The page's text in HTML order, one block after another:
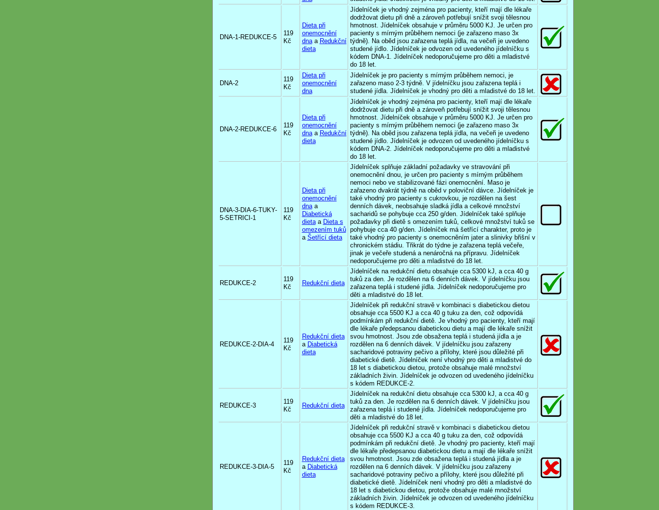
DNA-1-REDUKCE-5
119
Kč
Dieta při
onemocnění
dnaa Redukční
dieta
Jídelníček je vhodný zejména pro pacienty, kteří mají dle lékaře
dodržovat dietu při dně a zároveň potřebují snížit svoji tělesnou
hmotnost. Jídelníček obsahuje v průměru 5000 KJ. Je určen pro
pacienty s mírným průběhem nemoci (je zařazeno maso 3x
týdně). Na oběd jsou zařazena teplá jídla, na večeři je uvedeno
studené jídlo. Jídelníček je odvozen od uvedeného jídelníčku s
kódem DNA-1. Jídelníček nedoporučujeme pro děti a mladistvé
do 18 let.
DNA-2
119
Kč
Dieta při
onemocnění
dna
Jídelníček je pro pacienty s mírným průběhem nemoci, je
zařazeno maso 2-3 týdně. V jídelníčku jsou zařazena teplá i
studené jídla. Jídelníček je vhodný pro děti a mladistvé do 18 let.
DNA-2-REDUKCE-6
119
Kč
Dieta při
onemocnění
dnaa Redukční
dieta
Jídelníček je vhodný zejména pro pacienty, kteří mají dle lékaře
dodržovat dietu při dně a zároveň potřebují snížit svoji tělesnou
hmotnost. Jídelníček obsahuje v průměru 5000 KJ. Je určen pro
pacienty s mírným průběhem nemoci (je zařazeno maso 3x
týdně). Na oběd jsou zařazena teplá jídla, na večeři je uvedeno
studené jídlo. Jídelníček je odvozen od uvedeného jídelníčku s
kódem DNA-2. Jídelníček nedoporučujeme pro děti a mladistvé
do 18 let.
DNA-3-DIA-6-TUKY-
5-SETRICI-1
119
Kč
Dieta při
onemocnění
dnaa
Diabetická
dietaa Dieta s
omezením tuků
a Šetřící dieta
Jídelníček splňuje základní požadavky ve stravování při
onemocnění dnou, je určen pro pacienty s mírným průběhem
nemoci nebo ve stabilizované fázi onemocnění. Maso je
zařazeno dvakrát týdně na oběd v poloviční dávce. Jídelníček je
také vhodný pro pacienty s cukrovkou, je rozdělen na šest
denních dávek, neobsahuje sladká jídla a celkové množství
sacharidů se pohybuje cca 250 g/den. Jídelníček také splňuje
požadavky při dietě s omezením tuků, celkové množství tuků se
pohybuje cca 40 g/den. Jídelníček má šetřící charakter, proto je
také vhodný pro pacienty s onemocněním jater a slinivky břišní v
chronickém stádiu. Třikrát do týdne je zařazena teplá večeře,
jinak je večeře studená a nenáročná na přípravu. Jídelníček
nedoporučujeme pro děti a mladistvé do 18 let.
REDUKCE-2
119
Kč
Redukční dieta
Jídelníček na redukční dietu obsahuje cca 5300 kJ, a cca 40 g
tuků za den. Je rozdělen na 6 denních dávek. V jídelníčku jsou
zařazena teplá i studené jídla. Jídelníček nedoporučujeme pro
děti a mladistvé do 18 let.
REDUKCE-2-DIA-4
119
Kč
Redukční dieta
a Diabetická
dieta
Jídelníček při redukční stravě v kombinaci s diabetickou dietou
obsahuje cca 5500 KJ a cca 40 g tuku za den, což odpovídá
podmínkám při redukční dietě. Je vhodný pro pacienty, kteří mají
dle lékaře předepsanou diabetickou dietu a mají dle lékaře snížit
svou hmotnost. Jsou zde obsažena teplá i studená jídla a je
rozdělen na 6 denních dávek. V jídelníčku jsou zařazeny
sacharidové potraviny pečivo a přílohy, které jsou důležité při
diabetické dietě. Jídelníček není vhodný pro děti a mladistvé do
18 let s diabetickou dietou, protože obsahuje malé množství
základních živin. Jídelníček je odvozen od uvedeného jídelníčku
s kódem REDUKCE-2.
REDUKCE-3
119
Kč
Redukční dieta
Jídelníček na redukční dietu obsahuje cca 5300 kJ, a cca 40 g
tuků za den. Je rozdělen na 6 denních dávek. V jídelníčku jsou
zařazena teplá i studené jídla. Jídelníček nedoporučujeme pro
děti a mladistvé do 18 let.
REDUKCE-3-DIA-5
119
Kč
Redukční dieta
a Diabetická
dieta
Jídelníček při redukční stravě v kombinaci s diabetickou dietou
obsahuje cca 5500 KJ a cca 40 g tuku za den, což odpovídá
podmínkám při redukční dietě. Je vhodný pro pacienty, kteří mají
dle lékaře předepsanou diabetickou dietu a mají dle lékaře snížit
svou hmotnost. Jsou zde obsažena teplá i studená jídla a je
rozdělen na 6 denních dávek. V jídelníčku jsou zařazeny
sacharidové potraviny pečivo a přílohy, které jsou důležité při
diabetické dietě. Jídelníček není vhodný pro děti a mladistvé do
18 let s diabetickou dietou, protože obsahuje malé množství
základních živin. Jídelníček je odvozen od uvedeného jídelníčku
s kódem REDUKCE-3.